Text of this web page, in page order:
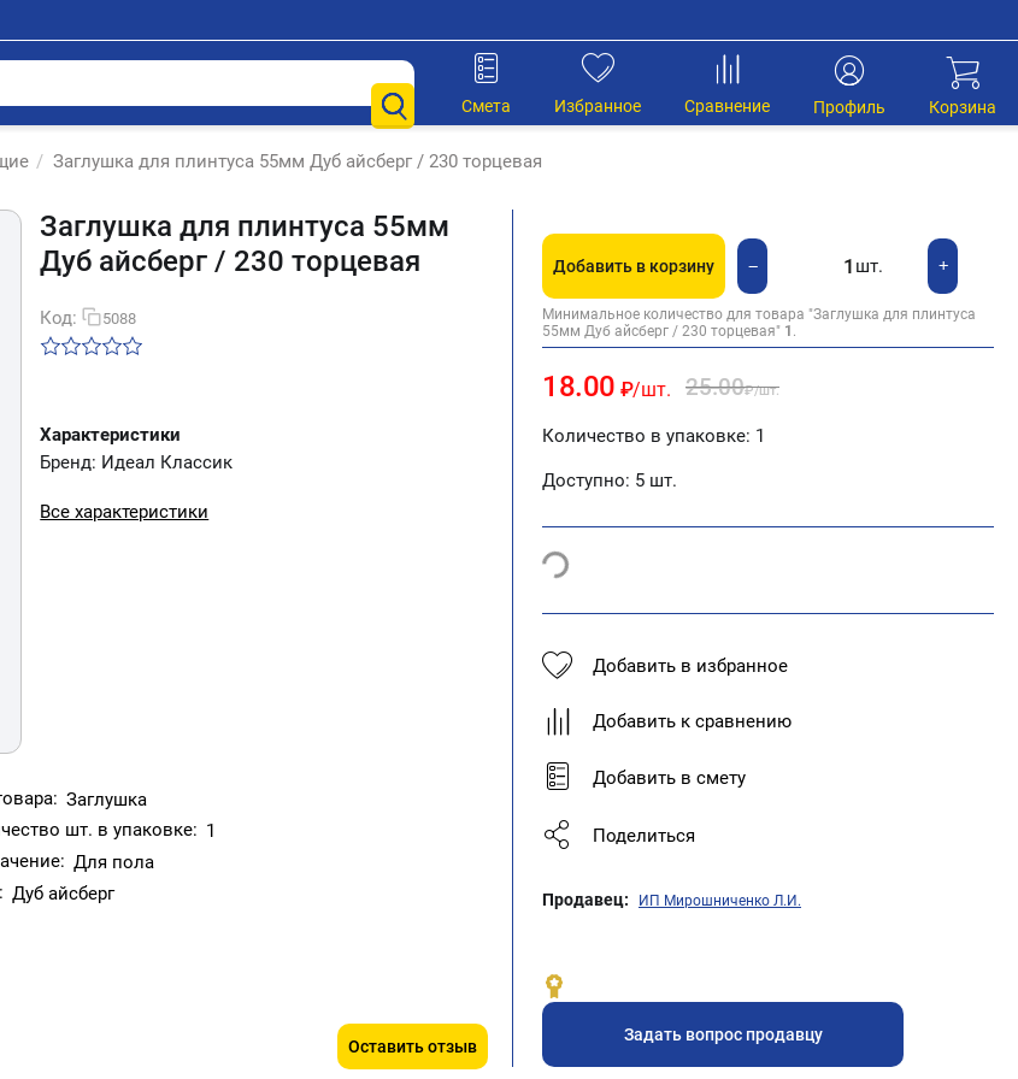
Корзина
Профиль
Сравнение
Избранное
Смета
/ Заглушка для плинтуса 55мм Дуб айсберг / 230 торцевая
Заглушка для плинтуса 55мм
Дуб айсберг / 230 торцевая
Код: 5088
Характеристики
Бренд: Идеал Классик
Все характеристики
Заглушка
шт. в упаковке: 1
Для пола
Дуб айсберг
Оставить отзыв
Добавить в корзину +
шт.
−
Минимальное количество для товара "Заглушка для плинтуса
55мм Дуб айсберг / 230 торцевая" 1 .
18.00 ₽/шт. 25.00₽/шт.
Количество в упаковке: 1
Доступно: 5 шт.
Добавить в избранное
Добавить к сравнению
Добавить в смету
Поделиться
Продавец: ИП Мирошниченко Л.И.
Задать вопрос продавцу